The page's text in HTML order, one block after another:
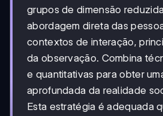
grupos de dimensão
abordagem direta das
contextos de interação,
da observação. Combina
e quantitativas para obter
aprofundada da realidade
Esta estratégia é adequada